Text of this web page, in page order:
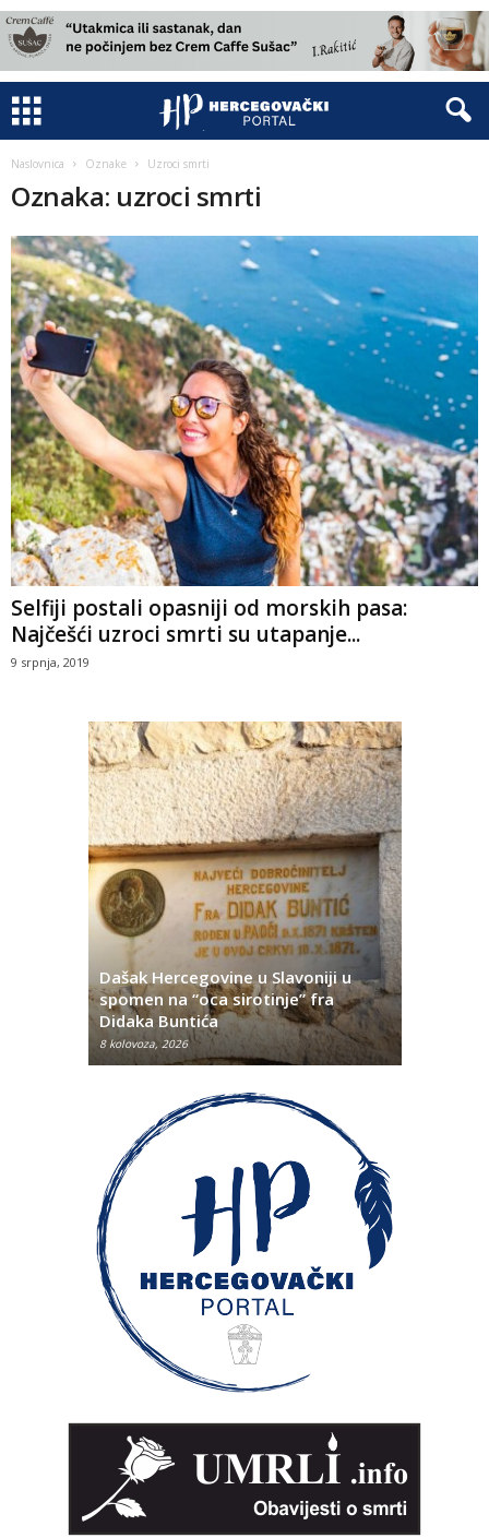
Naslovnica Oznake Uzroci smrti
Oznaka: uzroci smrti
Selfiji postali opasniji od morskih pasa:
Najčešći uzroci smrti su utapanje...
9 srpnja, 2019
Dašak Hercegovine u Slavoniji u
spomen na “oca sirotinje” fra
Didaka Buntića
8 kolovoza, 2026